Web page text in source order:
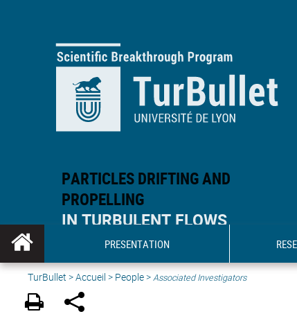
PARTICLES DRIFTING AND
PROPELLING
IN TURBULENT FLOWS
PRESENTATION
TurBullet >Accueil > People>Associated Investigators